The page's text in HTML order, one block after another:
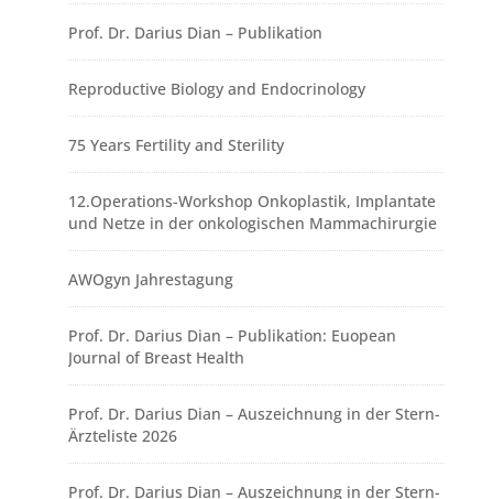
Prof. Dr. Darius Dian – Publikation
Reproductive Biology and Endocrinology
75 Years Fertility and Sterility
12.Operations-Workshop Onkoplastik, Implantate
und Netze in der onkologischen Mammachirurgie
AWOgyn Jahrestagung
Prof. Dr. Darius Dian – Publikation: Euopean
Journal of Breast Health
Prof. Dr. Darius Dian – Auszeichnung in der Stern-
Ärzteliste 2026
Prof. Dr. Darius Dian – Auszeichnung in der Stern-